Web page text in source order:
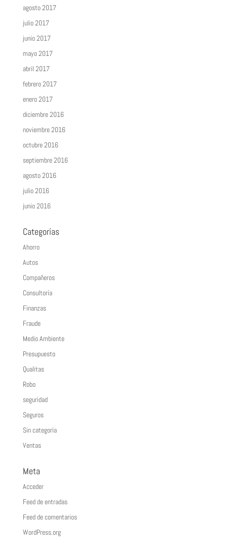
agosto 2017
julio 2017
junio 2017
mayo 2017
abril 2017
febrero 2017
enero 2017
diciembre 2016
noviembre 2016
octubre 2016
septiembre 2016
agosto 2016
julio 2016
junio 2016
Categorías
Ahorro
Autos
Compañeros
Consultoría
Finanzas
Fraude
Medio Ambiente
Presupuesto
Qualitas
Robo
seguridad
Seguros
Sin categoría
Ventas
Meta
Acceder
Feed de entradas
Feed de comentarios
WordPress.org